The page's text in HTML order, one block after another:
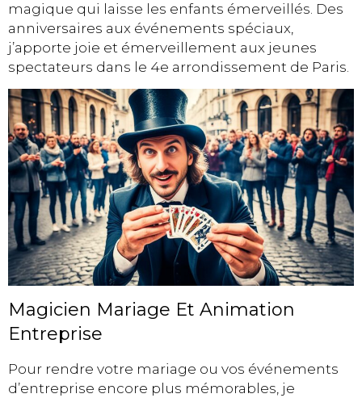
magique qui laisse les enfants émerveillés. Des
anniversaires aux événements spéciaux,
j’apporte joie et émerveillement aux jeunes
spectateurs dans le 4e arrondissement de Paris.
Magicien Mariage Et Animation
Entreprise
Pour rendre votre mariage ou vos événements
d’entreprise encore plus mémorables, je